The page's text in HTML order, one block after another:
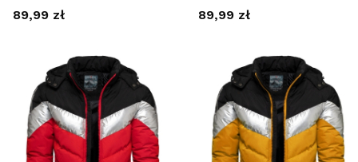
Cena
89,99 zł Cena
89,99 zł